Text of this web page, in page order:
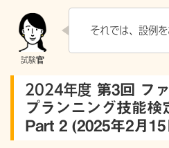
それでは、設例を
2024年度 第3回 フ
プランニング技能検
Part 2 (2025年2月15